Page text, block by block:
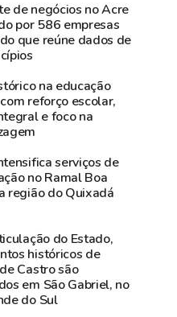
de negócios no Acre
por 586 empresas
que reúne dados de
na educação
reforço escolar,
e foco na
serviços de
no Ramal Boa
região do Quixadá
do Estado,
históricos de
Castro são
em São Gabriel, no
do Sul